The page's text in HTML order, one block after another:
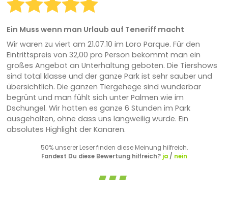
Ein Muss wenn man Urlaub auf Teneriff macht
Wir waren zu viert am 21.07.10 im Loro Parque. Für den
Eintrittspreis von 32,00 pro Person bekommt man ein
großes Angebot an Unterhaltung geboten. Die Tiershows
sind total klasse und der ganze Park ist sehr sauber und
übersichtlich. Die ganzen Tiergehege sind wunderbar
begrünt und man fühlt sich unter Palmen wie im
Dschungel. Wir hatten es ganze 6 Stunden im Park
ausgehalten, ohne dass uns langweilig wurde. Ein
absolutes Highlight der Kanaren.
50% unserer Leser finden diese Meinung hilfreich.
Fandest Du diese Bewertung hilfreich? ja/ nein